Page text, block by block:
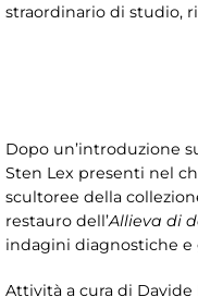
straordinario di studio,
Dopo un’introduzione
Sten Lex presenti nel
scultoree della
restauro dell’Allieva di
indagini diagnostiche
Attività a cura di Davide